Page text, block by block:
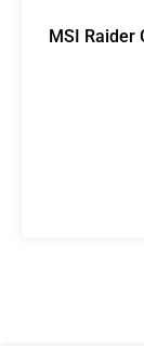
MSI Raider